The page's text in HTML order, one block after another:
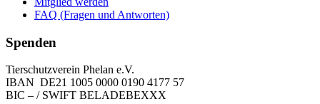
FAQ (Fragen und Antworten)
Spenden
Tierschutzverein Phelan e.V.
IBAN DE21 1005 0000 0190 4177 57
BIC – / SWIFT BELADEBEXXX